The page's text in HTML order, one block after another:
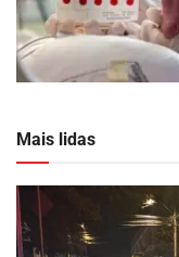
Mais lidas